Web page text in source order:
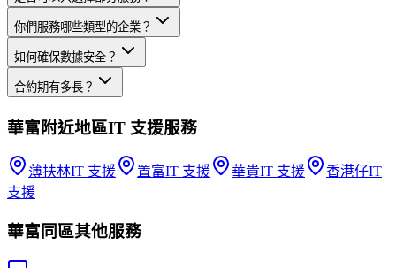
你們服務哪些類型的企業？
如何確保數據安全？
合約期有多長？
華富附近地區IT 支援服務
薄扶林IT 支援 置富IT 支援 華貴IT 支援 香港仔IT
支援
華富 同區其他服務